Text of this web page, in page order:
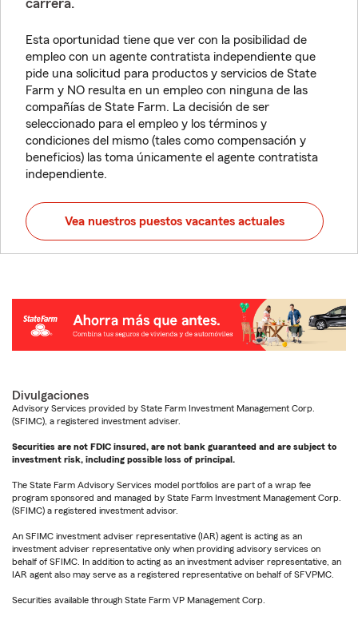
carrera.
Esta oportunidad tiene que ver con la posibilidad de
empleo con un agente contratista independiente que
pide una solicitud para productos y servicios de State
Farm y NO resulta en un empleo con ninguna de las
compañías de State Farm. La decisión de ser
seleccionado para el empleo y los términos y
condiciones del mismo (tales como compensación y
beneficios) las toma únicamente el agente contratista
independiente.
Vea nuestros puestos vacantes actuales
Divulgaciones
Advisory Services provided by State Farm Investment Management Corp.
(SFIMC), a registered investment adviser.
Securities are not FDIC insured, are not bank guaranteed and are subject to
investment risk, including possible loss of principal.
The State Farm Advisory Services model portfolios are part of a wrap fee
program sponsored and managed by State Farm Investment Management Corp.
(SFIMC) a registered investment advisor.
An SFIMC investment adviser representative (IAR) agent is acting as an
investment adviser representative only when providing advisory services on
behalf of SFIMC. In addition to acting as an investment adviser representative, an
IAR agent also may serve as a registered representative on behalf of SFVPMC.
Securities available through State Farm VP Management Corp.